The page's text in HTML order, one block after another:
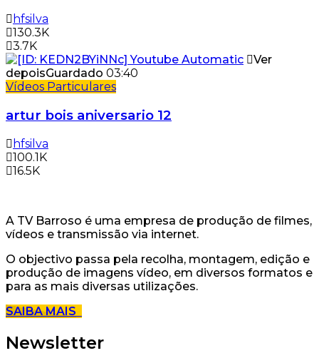
hfsilva
130.3K
3.7K
Ver
depoisGuardado 03:40
Vídeos Particulares
artur bois aniversario 12
hfsilva
100.1K
16.5K
A TV Barroso é uma empresa de produção de filmes,
vídeos e transmissão via internet.
O objectivo passa pela recolha, montagem, edição e
produção de imagens vídeo, em diversos formatos e
para as mais diversas utilizações.
SAIBA MAIS
Newsletter